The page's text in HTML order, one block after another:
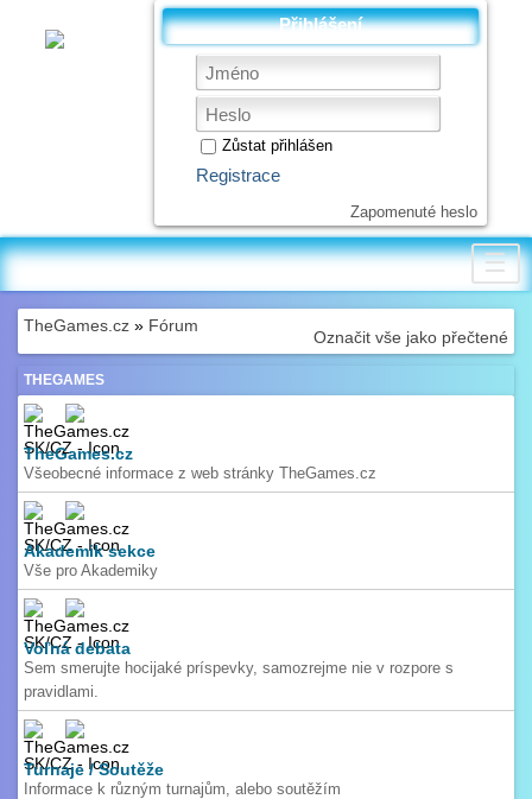
Přihlášení
Zůstat přihlášen
Registrace
Zapomenuté heslo
☰
TheGames.cz » Fórum
Označit vše jako přečtené
THEGAMES
TheGames.cz
Všeobecné informace z web stránky TheGames.cz
Akademik sekce
Vše pro Akademiky
Voľná debata
Sem smerujte hocijaké príspevky, samozrejme nie v rozpore s
pravidlami.
Turnaje / Soutěže
Informace k různým turnajům, alebo soutěžím